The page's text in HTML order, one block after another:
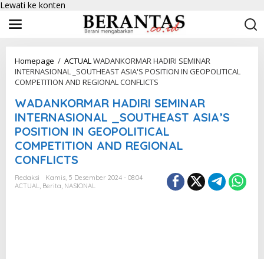
Lewati ke konten
Homepage / ACTUALWADANKORMAR HADIRI SEMINAR
INTERNASIONAL _SOUTHEAST ASIA'S POSITION IN GEOPOLITICAL
COMPETITION AND REGIONAL CONFLICTS
WADANKORMAR HADIRI SEMINAR
INTERNASIONAL _SOUTHEAST ASIA’S
POSITION IN GEOPOLITICAL
COMPETITION AND REGIONAL
CONFLICTS
Redaksi
Kamis, 5 Desember 2024 - 08:04
ACTUAL, Berita, NASIONAL